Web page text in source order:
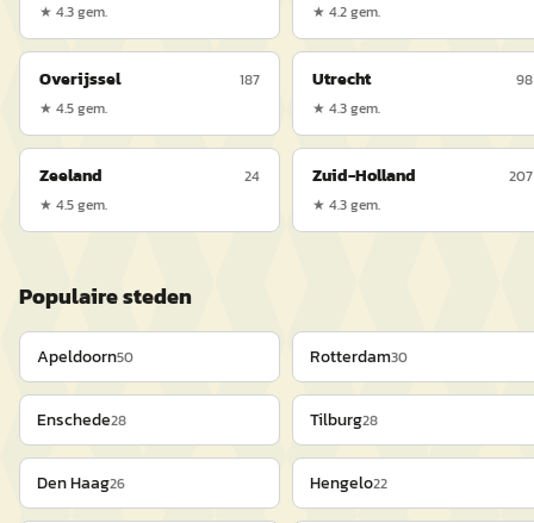
★ 4.3gem.
★ 4.2gem.
Overijssel
187
★ 4.5gem.
Utrecht
98
★ 4.3gem.
Zeeland
24
★ 4.5gem.
Zuid-Holland
207
★ 4.3gem.
Populaire steden
Apeldoorn50 Rotterdam30
Enschede28 Tilburg28
Den Haag26 Hengelo22